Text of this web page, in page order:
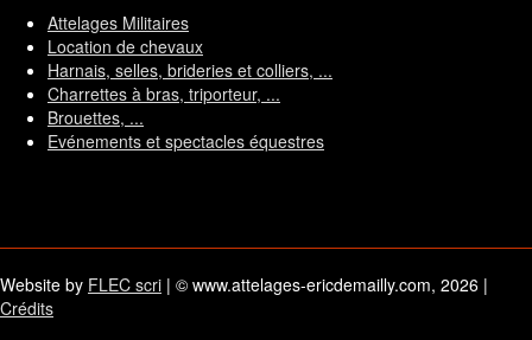
Attelages Militaires
Location de chevaux
Harnais, selles, brideries et colliers, ...
Charrettes à bras, triporteur, ...
Brouettes, ...
Evénements et spectacles équestres
Website by FLEC scri | © www.attelages-ericdemailly.com, 2026 |
Crédits